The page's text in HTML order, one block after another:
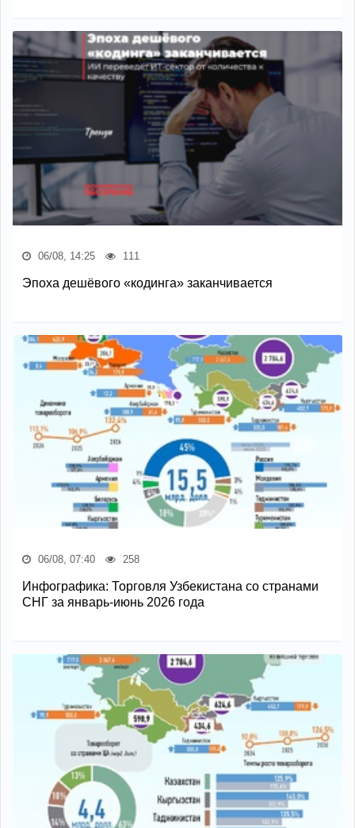
06/08, 14:25 111
Эпоха дешёвого «кодинга» заканчивается
06/08, 07:40 258
Инфографика: Торговля Узбекистана со странами
СНГ за январь-июнь 2026 года